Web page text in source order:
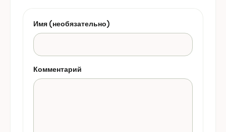
Имя (необязательно)
Комментарий